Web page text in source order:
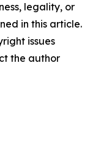
legality, or
in this article.
issues
the author